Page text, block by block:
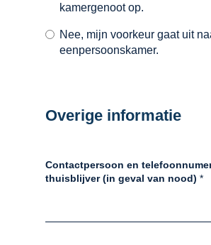
kamergenoot op.
Nee, mijn voorkeur gaat uit
eenpersoonskamer.
Overige informatie
Contactpersoon en
thuisblijver (in geval van nood) *